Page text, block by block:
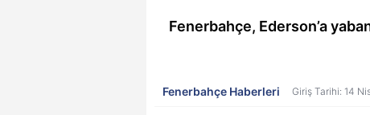
Fenerbahçe, Ederson’a
Fenerbahçe Haberleri Giriş Tarihi: 14